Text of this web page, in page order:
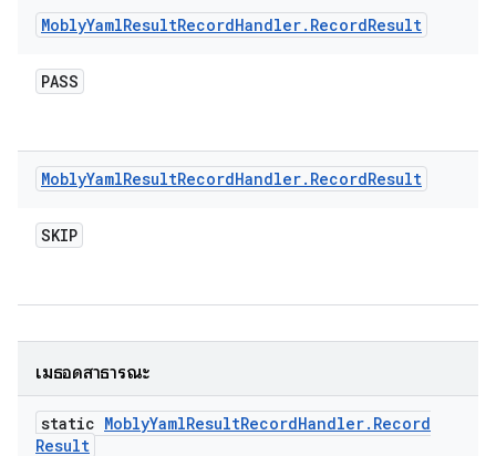
MoblyYamlResultRecordHandler. RecordResult
PASS
MoblyYamlResultRecordHandler. RecordResult
SKIP
เมธอดสาธารณะ
static MoblyYamlResultRecordHandler. Record
Result